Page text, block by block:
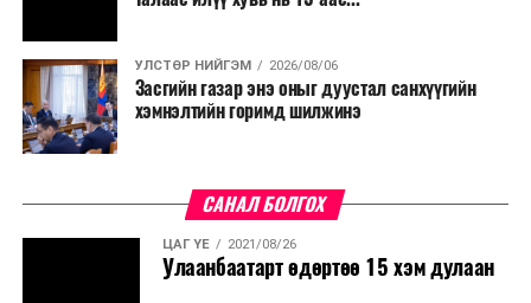
УЛСТӨР НИЙГЭМ 2026/08/06
Засгийн газар энэ оныг дуустал санхүүгийн
хэмнэлтийн горимд шилжинэ
САНАЛ БОЛГОХ
ЦАГ ҮЕ 2021/08/26
Улаанбаатарт өдөртөө 15 хэм дулаан